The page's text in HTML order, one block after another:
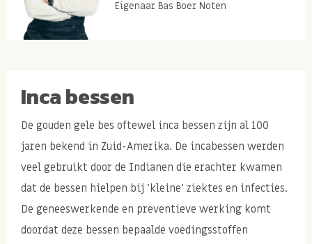
Eigenaar Bas Boer Noten
Inca bessen
De gouden gele bes oftewel inca bessen zijn al 100
jaren bekend in Zuid-Amerika. De incabessen werden
veel gebruikt door de Indianen die erachter kwamen
dat de bessen hielpen bij 'kleine' ziektes en infecties.
De geneeswerkende en preventieve werking komt
doordat deze bessen bepaalde voedingsstoffen